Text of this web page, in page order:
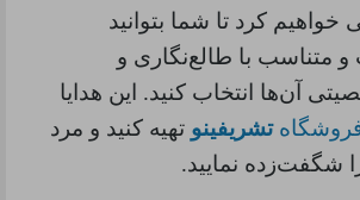
خواهیم کرد تا شما بتوانید
متناسب با طالع‌نگاری و
آن‌ها انتخاب کنید. این هدایا
تشریفینو تهیه کنید و مرد
شگفت‌زده نمایید.